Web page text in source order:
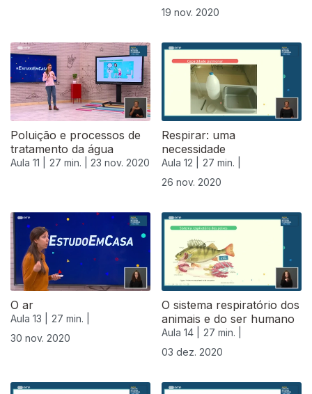
19 nov. 2020
Poluição e processos de
tratamento da água
Aula 11 | 27 min. | 23 nov. 2020
Respirar: uma
necessidade
Aula 12 |
27 min. |
26 nov. 2020
508481
O ar
Aula 13 |
27 min. |
30 nov. 2020
O sistema respiratório dos
animais e do ser humano
Aula 14 |
27 min. |
03 dez. 2020